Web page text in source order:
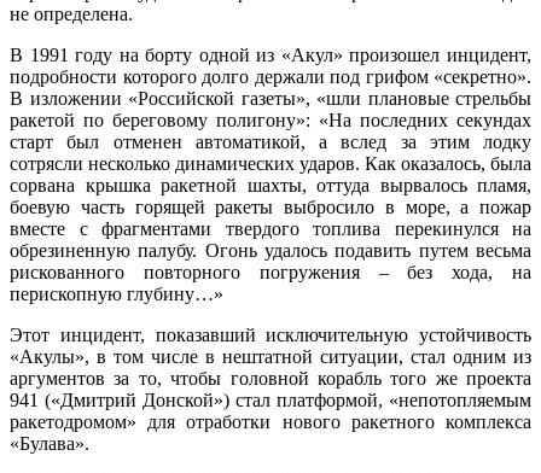
не определена.
В 1991 году на борту одной из «Акул» произошел инцидент,
подробности которого долго держали под грифом «секретно».
В изложении «Российской газеты», «шли плановые стрельбы
ракетой по береговому полигону»: «На последних секундах
старт был отменен автоматикой, а вслед за этим лодку
сотрясли несколько динамических ударов. Как оказалось, была
сорвана крышка ракетной шахты, оттуда вырвалось пламя,
боевую часть горящей ракеты выбросило в море, а пожар
вместе с фрагментами твердого топлива перекинулся на
обрезиненную палубу. Огонь удалось подавить путем весьма
рискованного повторного погружения – без хода, на
перископную глубину…»
Этот инцидент, показавший исключительную устойчивость
«Акулы», в том числе в нештатной ситуации, стал одним из
аргументов за то, чтобы головной корабль того же проекта
941 («Дмитрий Донской») стал платформой, «непотопляемым
ракетодромом» для отработки нового ракетного комплекса
«Булава».